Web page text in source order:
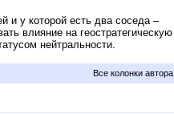
и у которой есть два соседа –
влияние на геостратегическую
нейтральности.
Все колонки автора